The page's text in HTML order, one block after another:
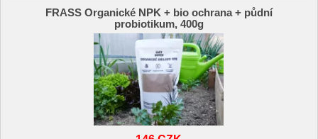
FRASS Organické NPK + bio ochrana + půdní
probiotikum, 400g